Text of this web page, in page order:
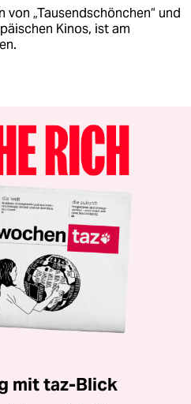
von „Tausendschönchen“ und
Kinos, ist am
mit taz-Blick